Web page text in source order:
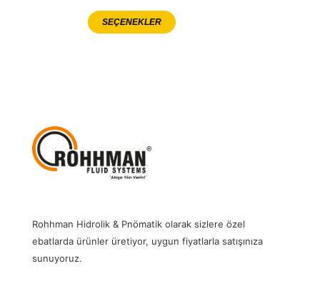
SEÇENEKLER
Rohhman Hidrolik & Pnömatik olarak sizlere özel
ebatlarda ürünler üretiyor, uygun fiyatlarla satışınıza
sunuyoruz.